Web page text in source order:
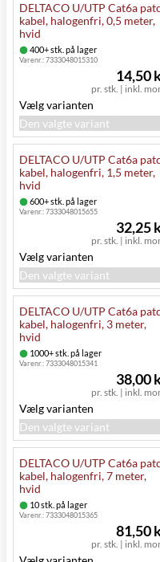
DELTACO U/UTP Cat6a
kabel, halogenfri, 0,5 meter,
hvid
400+ stk. på lager
Varenr.:7333048015310
pr. stk. | inkl.
14,50
Vælg varianten
Den valgte variant
DELTACO U/UTP Cat6a
kabel, halogenfri, 1,5 meter,
hvid
600+ stk. på lager
Varenr.:7333048015655
pr. stk. | inkl.
32,25
Vælg varianten
Den valgte variant
DELTACO U/UTP Cat6a
kabel, halogenfri, 3 meter,
hvid
1000+ stk. på lager
Varenr.:7333048015341
pr. stk. | inkl.
38,00
Vælg varianten
Den valgte variant
DELTACO U/UTP Cat6a
kabel, halogenfri, 7 meter,
hvid
10 stk. på lager
Varenr.:7333048015365
pr. stk. | inkl.
81,50